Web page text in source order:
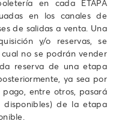
en cada ETAPA
en los canales de
de salidas a venta. Una
y/o reservas, se
no se podrán vender
reserva de una etapa
ya sea por
entre otros, pasará
de la etapa